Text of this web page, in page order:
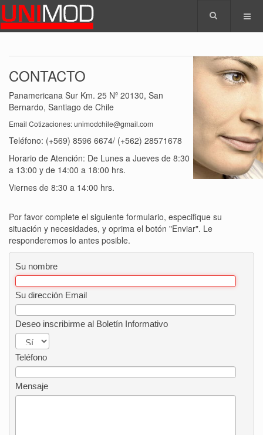
CONTACTO
Panamericana Sur Km. 25 Nº 20130, San
Bernardo, Santiago de Chile
Email Cotizaciones:unimodchile@gmail.com
Teléfono: (+569) 8596 6674/ (+562) 28571678
Horario de Atención: De Lunes a Jueves de 8:30
a 13:00 y de 14:00 a 18:00 hrs.
Viernes de 8:30 a 14:00 hrs.
Por favor complete el siguiente formulario, especifique su
situación y necesidades, y oprima el botón "Enviar". Le
responderemos lo antes posible.
Su nombre
Su dirección Email
Deseo inscribirme al Boletín Informativo
Teléfono
Mensaje